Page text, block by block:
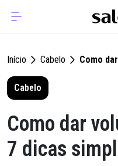
Início Cabelo
Como
Cabelo
Como dar
7 dicas